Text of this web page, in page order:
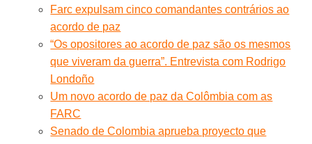
Farc expulsam cinco comandantes contrários ao
acordo de paz
“Os opositores ao acordo de paz são os mesmos
que viveram da guerra”. Entrevista com Rodrigo
Londoño
Um novo acordo de paz da Colômbia com as
FARC
Senado de Colombia aprueba proyecto que